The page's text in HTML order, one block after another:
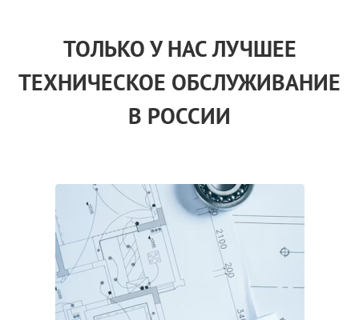
ТОЛЬКОУ НАСЛУЧШЕЕ
ТЕХНИЧЕСКОЕ ОБСЛУЖИВАНИЕ
В РОССИИ